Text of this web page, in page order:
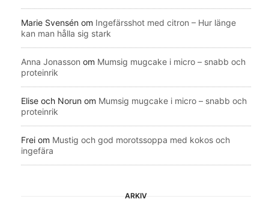
Marie Svensén om Ingefärsshot med citron – Hur länge
kan man hålla sig stark
Anna Jonasson om Mumsig mugcake i micro – snabb och
proteinrik
Elise och Norun om Mumsig mugcake i micro – snabb och
proteinrik
Frei om Mustig och god morotssoppa med kokos och
ingefära
ARKIV